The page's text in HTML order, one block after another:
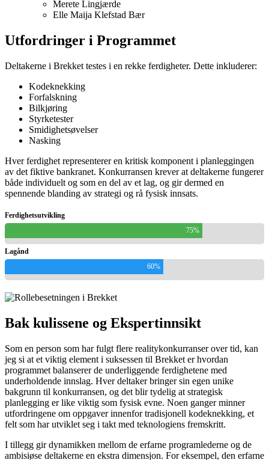
Merete Lingjærde
Elle Maija Klefstad Bær
Utfordringer i Programmet
Deltakerne i Brekket testes i en rekke ferdigheter. Dette inkluderer:
Kodeknekking
Forfalskning
Bilkjøring
Styrketester
Smidighetsøvelser
Nasking
Hver ferdighet representerer en kritisk komponent i planleggingen
av det fiktive bankranet. Konkurransen krever at deltakerne fungerer
både individuelt og som en del av et lag, og gir dermed en
spennende blanding av strategi og rå fysisk innsats.
Ferdighetsutvikling
75%
Lagånd
60%
Bak kulissene og Ekspertinnsikt
Som en person som har fulgt flere realitykonkurranser over tid, kan
jeg si at et viktig element i suksessen til Brekket er hvordan
programmet balanserer de underliggende ferdighetene med
underholdende innslag. Hver deltaker bringer sin egen unike
bakgrunn til konkurransen, og det blir tydelig at strategisk
planlegging er like viktig som fysisk evne. Noen ganger minner
utfordringene om oppgaver innenfor tradisjonell kodeknekking, et
felt som har utviklet seg i takt med teknologiens fremskritt.
I tillegg gir dynamikken mellom de erfarne programlederne og de
ambisiøse deltakerne en ekstra dimensjon. For eksempel, den erfarne